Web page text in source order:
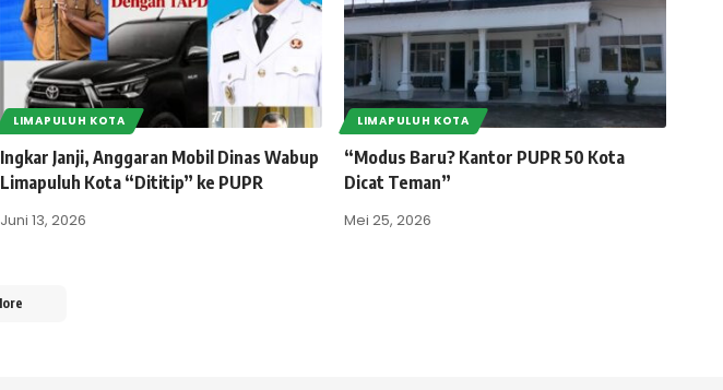
LIMAPULUH KOTA
Ingkar Janji, Anggaran Mobil Dinas Wabup
Limapuluh Kota “Dititip” ke PUPR
Juni 13, 2026
LIMAPULUH KOTA
“Modus Baru? Kantor PUPR 50 Kota
Dicat Teman”
Mei 25, 2026